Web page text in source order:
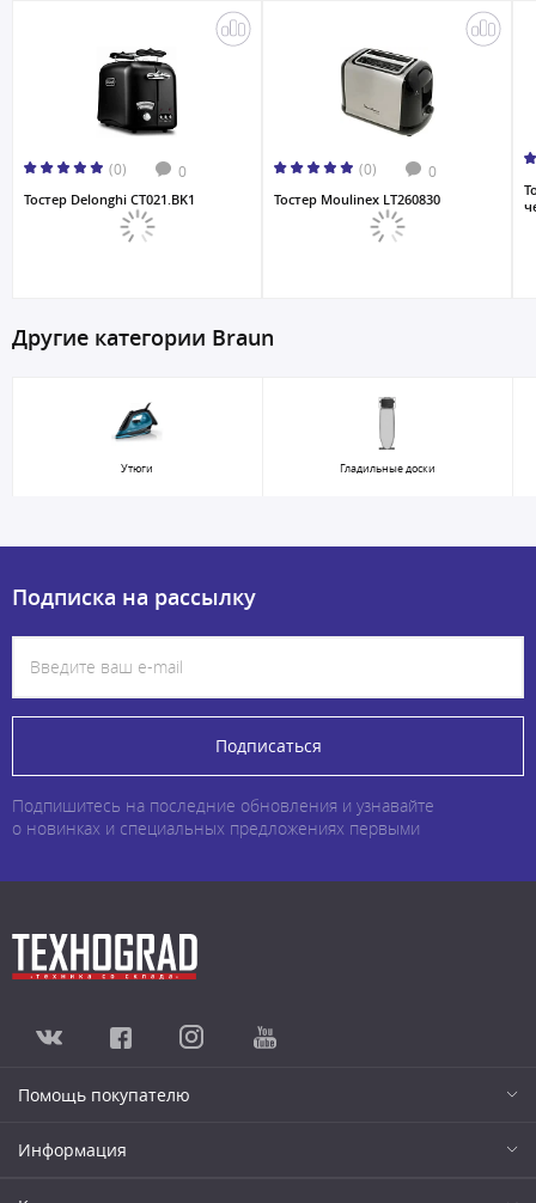
(0) 0
Тостер Delonghi CT021.BK1
(0) 0
Тостер Moulinex LT260830
Другие категории Braun
Утюги Гладильные доски
Подписка на рассылку
Подписаться
Подпишитесь на последние обновления и узнавайте
о новинках и специальных предложениях первыми
Помощь покупателю
Информация